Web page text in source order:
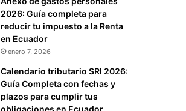
2026: Guía completa para
reducir tu impuesto a la Renta
en Ecuador
enero 7, 2026
Calendario tributario SRI 2026:
Guía Completa con fechas y
plazos para cumplir tus
obligaciones en Ecuador